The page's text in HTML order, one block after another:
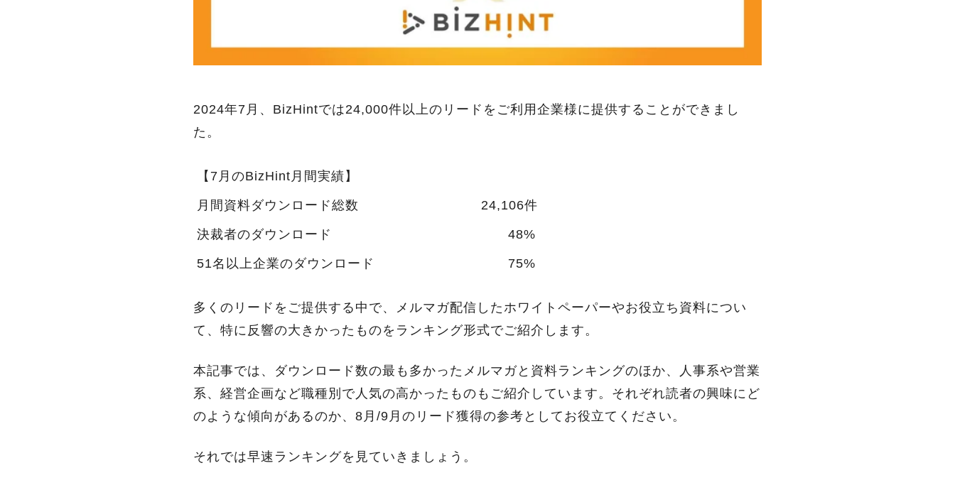
2024年7月、BizHintでは24,000件以上のリードをご利用企業様に提供することができまし
た。
【7月のBizHint月間実績】
月間資料ダウンロード総数 24,106件
決裁者のダウンロード 48%
51名以上企業のダウンロード 75%
多くのリードをご提供する中で、メルマガ配信したホワイトペーパーやお役立ち資料につい
て、特に反響の大きかったものをランキング形式でご紹介します。
本記事では、ダウンロード数の最も多かったメルマガと資料ランキングのほか、人事系や営業
系、経営企画など職種別で人気の高かったものもご紹介しています。それぞれ読者の興味にど
のような傾向があるのか、8月/9月のリード獲得の参考としてお役立てください。
それでは早速ランキングを見ていきましょう。